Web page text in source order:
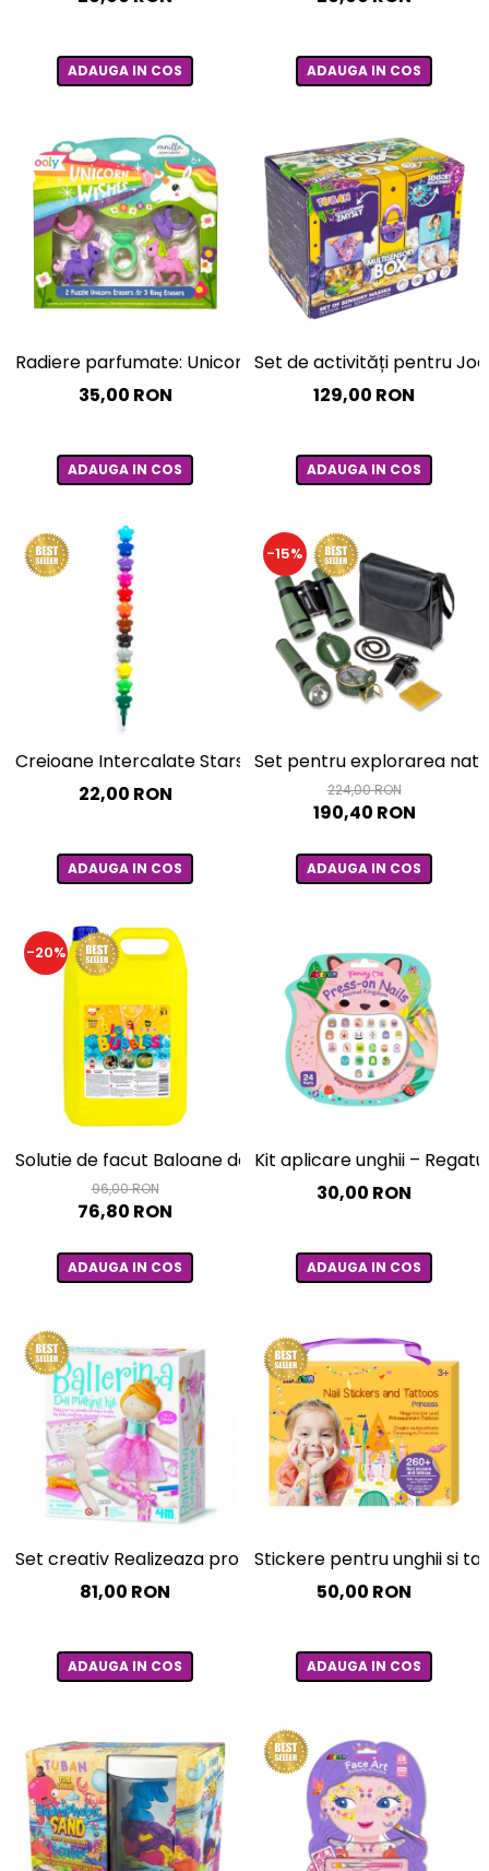
ADAUGA IN COS ADAUGA IN COS
Radiere parfumate: Unicorni (Set de 5)
35,00 RON
ADAUGA IN COS
Set de activități pentru
129,00 RON
ADAUGA IN COS
Creioane Intercalate Stars
22,00 RON
ADAUGA IN COS
-15%
Set pentru explorarea
224,00 RON
190,40 RON
ADAUGA IN COS
-20%
Solutie de facut Baloane de sapun gigante, 5 litri
96,00 RON
76,80 RON
ADAUGA IN COS
Kit aplicare unghii –
30,00 RON
ADAUGA IN COS
Set creativ Realizeaza propria papusa - Balerina
81,00 RON
ADAUGA IN COS
Stickere pentru unghii si
50,00 RON
ADAUGA IN COS